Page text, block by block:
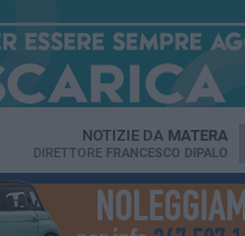
NOTIZIE DA MATERA
DIRETTORE FRANCESCO DIPALO